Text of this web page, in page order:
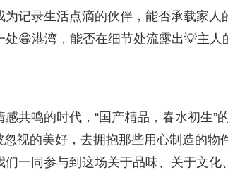
记录生活点滴的伙伴，能否承载家人
😁港湾，能否在细节处流露出💡主人
共鸣的时代，“国产精品，春水初生”
视的美好，去拥抱那些用心制造的物
一同参与到这场关于品味、关于文化